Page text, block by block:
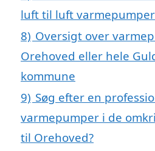
luft til luft
8) Oversigt over
Orehoved eller hele
kommune
9) Søg efter en
varmepumper i de
til Orehoved?